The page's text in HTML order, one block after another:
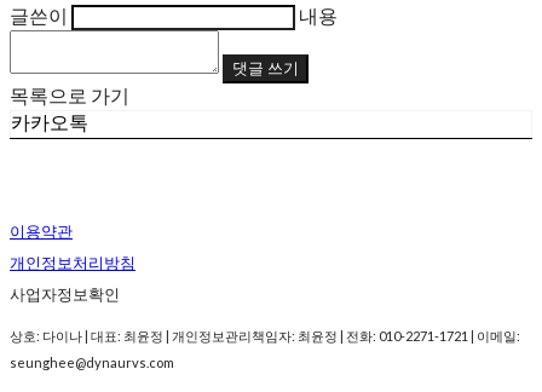
글쓴이
내용
댓글 쓰기
목록으로 가기
카카오톡
이용약관
개인정보처리방침
사업자정보확인
상호: 다이나 | 대표: 최윤정 | 개인정보관리책임자: 최윤정 | 전화: 010-2271-1721 | 이메일:
seunghee@dynaurvs.com